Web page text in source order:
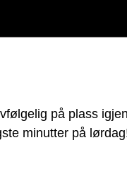
på plass
minutter på